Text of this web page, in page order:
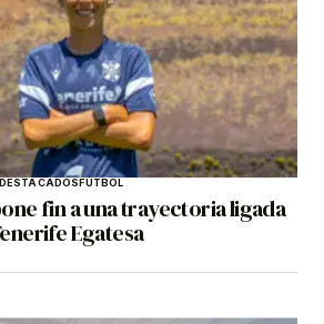
DESTACADOS FÚTBOL
fin a una trayectoria ligada
Egatesa